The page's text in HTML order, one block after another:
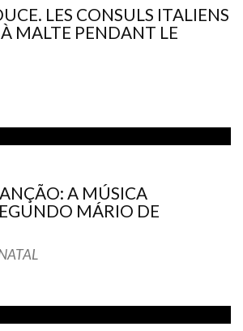
LES CONSULS ITALIENS
MALTE PENDANT LE
A MÚSICA
MÁRIO DE